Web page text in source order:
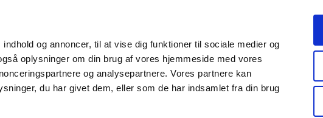
og annoncer, til at vise dig funktioner til sociale medier og
oplysninger om din brug af vores hjemmeside med vores
og analysepartnere. Vores partnere kan
du har givet dem, eller som de har indsamlet fra din brug
Nyheder Om os Kontakt Udgivelser
Tilskud og
Apoteker og salg af
Medicinsk
Særlige